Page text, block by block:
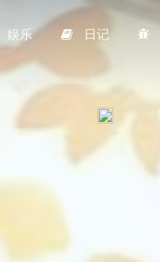
娱乐 日记